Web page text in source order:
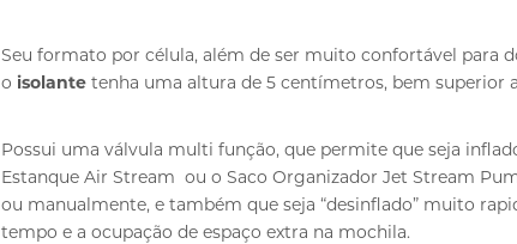
Seu formato por célula, além de ser muito confortável para
o isolante tenha uma altura de 5 centímetros, bem superior
Possui uma válvula multi função, que permite que seja
Estanque Air Stream ou o Saco Organizador Jet Stream
ou manualmente, e também que seja “desinflado” muito
tempo e a ocupação de espaço extra na mochila.